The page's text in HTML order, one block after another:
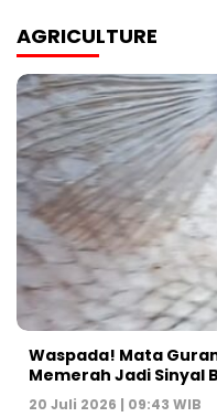
AGRICULTURE
Waspada! Mata
Memerah Jadi Sinyal
20 Juli 2026 | 09:43 WIB